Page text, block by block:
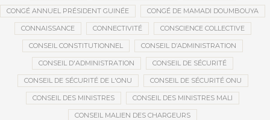
CONGÉ ANNUEL PRÉSIDENT GUINÉE CONGÉ DE MAMADI DOUMBOUYA
CONNAISSANCE CONNECTIVITÉ CONSCIENCE COLLECTIVE
CONSEIL CONSTITUTIONNEL CONSEIL D’ADMINISTRATION
CONSEIL D'ADMINISTRATION CONSEIL DE SÉCURITÉ
CONSEIL DE SÉCURITÉ DE L'ONU CONSEIL DE SÉCURITÉ ONU
CONSEIL DES MINISTRES CONSEIL DES MINISTRES MALI
CONSEIL MALIEN DES CHARGEURS